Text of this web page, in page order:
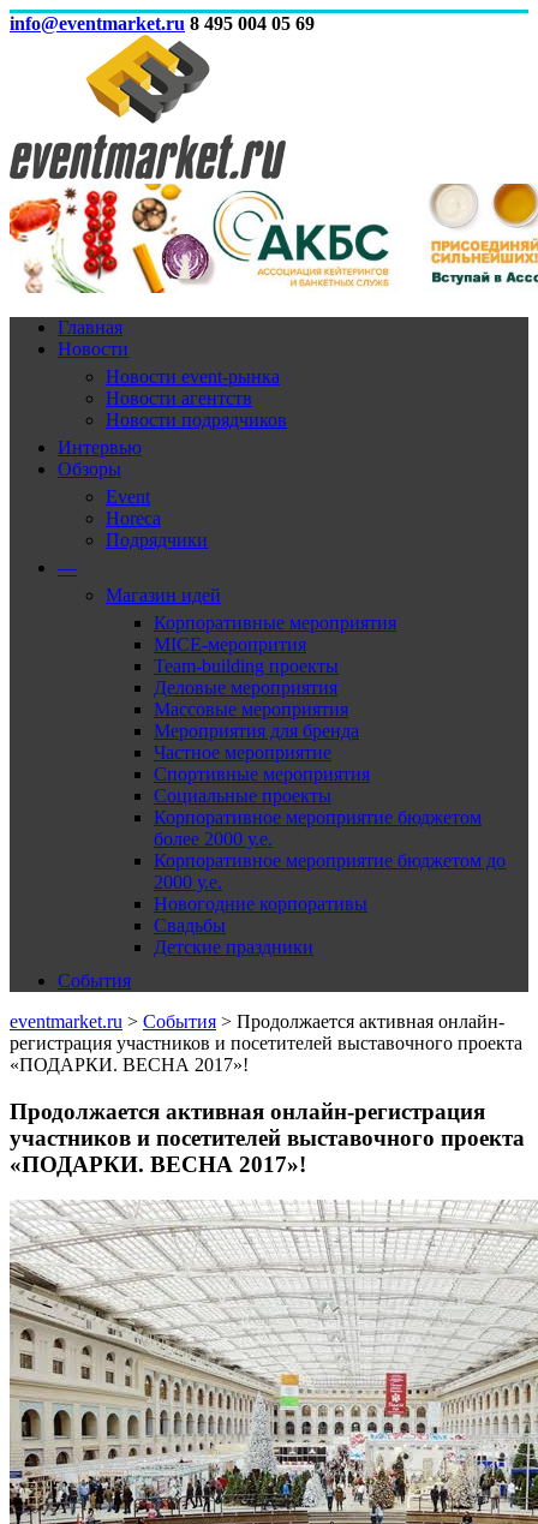
info@eventmarket.ru 8 495 004 05 69
Главная
Новости
Новости event-рынка
Новости агентств
Новости подрядчиков
Интервью
Обзоры
Event
Horeca
Подрядчики
—
Магазин идей
Корпоративные мероприятия
MICE-меропрития
Team-building проекты
Деловые мероприятия
Массовые мероприятия
Мероприятия для бренда
Частное мероприятие
Спортивные мероприятия
Социальные проекты
Корпоративное мероприятие бюджетом
более 2000 у.е.
Корпоративное мероприятие бюджетом до
2000 у.е.
Новогодние корпоративы
Свадьбы
Детские праздники
События
eventmarket.ru > События > Продолжается активная онлайн-
регистрация участников и посетителей выставочного проекта
«ПОДАРКИ. ВЕСНА 2017»!
Продолжается активная онлайн-регистрация
участников и посетителей выставочного проекта
«ПОДАРКИ. ВЕСНА 2017»!